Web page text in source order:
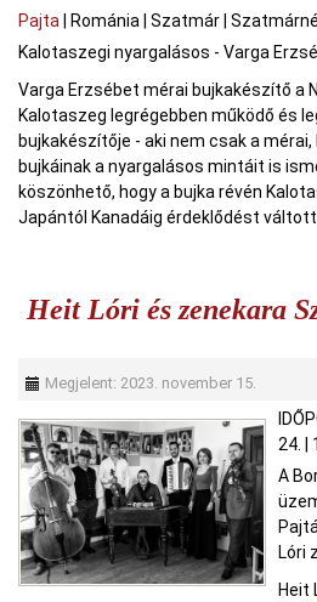
Pajta Románia Szatmár
Kalotaszegi nyargalásos - Varga
Varga Erzsébet mérai bujkakészítő a
Kalotaszeg legrégebben működő és
bujkakészítője - aki nem csak a
bujkáinak a nyargalásos mintáit is
köszönhető, hogy a bujka révén
Japántól Kanadáig érdeklődést váltott
Heit Lóri és zenekara
Megjelent: 2023. november 15.
24.
A
Lóri
Heit